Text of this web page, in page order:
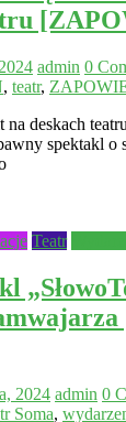
admin 0
, teatr,
deskach
spektakl
Teatr
2024 admin 0
Soma,